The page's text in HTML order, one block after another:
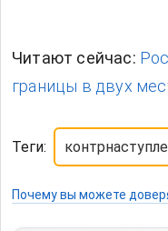
Читают сейчас:
границы в двух
Теги:
Почему вы можете